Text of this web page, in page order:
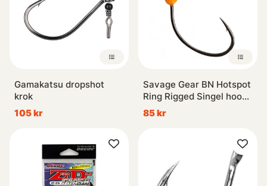
Gamakatsu dropshot
krok
105 kr
Savage Gear BN Hotspot
Ring Rigged Singel hook
(8-pack)
85 kr